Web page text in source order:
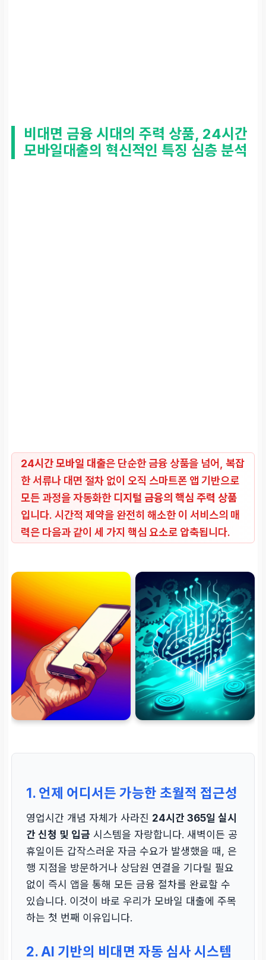
비대면 금융 시대의 주력 상품, 24시간
모바일대출의 혁신적인 특징 심층 분석
24시간 모바일 대출은 단순한 금융 상품을 넘어, 복잡
한 서류나 대면 절차 없이 오직 스마트폰 앱 기반으로
모든 과정을 자동화한디지털 금융의 핵심 주력 상품
입니다. 시간적 제약을 완전히 해소한 이 서비스의 매
력은 다음과 같이 세 가지 핵심 요소로 압축됩니다.
1. 언제 어디서든 가능한 초월적 접근성
영업시간 개념 자체가 사라진 24시간 365일 실시
간 신청 및 입금 시스템을 자랑합니다. 새벽이든 공
휴일이든 갑작스러운 자금 수요가 발생했을 때, 은
행 지점을 방문하거나 상담원 연결을 기다릴 필요
없이 즉시 앱을 통해 모든 금융 절차를 완료할 수
있습니다. 이것이 바로 우리가 모바일 대출에 주목
하는 첫 번째 이유입니다.
2. AI 기반의 비대면 자동 심사 시스템